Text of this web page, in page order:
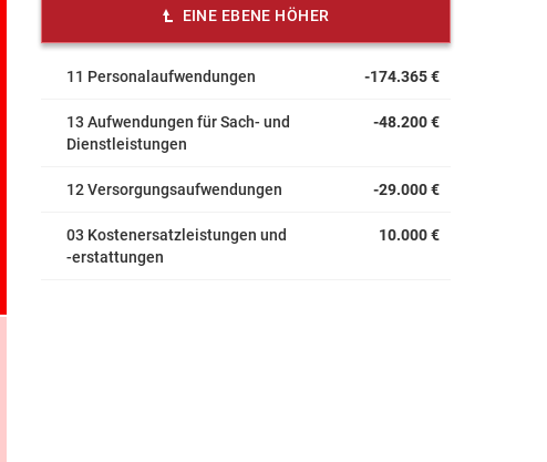
EINE EBENE HÖHER
11 Personalaufwendungen -174.365 €
13 Aufwendungen für Sach- und
Dienstleistungen
-48.200 €
12 Versorgungsaufwendungen -29.000 €
03 Kostenersatzleistungen und
-erstattungen
10.000 €